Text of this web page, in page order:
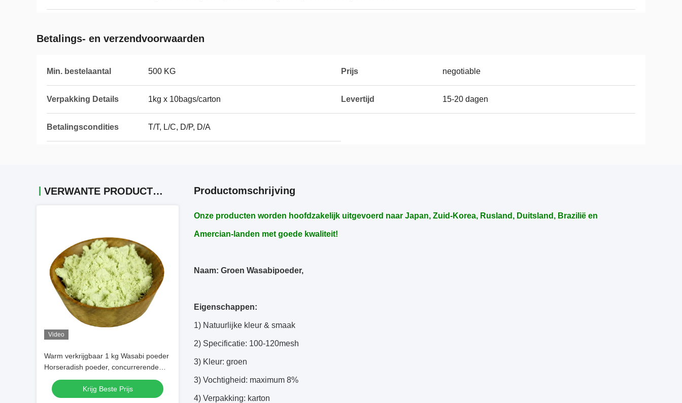
Betalings- en verzendvoorwaarden
Min. bestelaantal 500 KG Prijs negotiable
Verpakking Details 1kg x 10bags/carton Levertijd 15-20 dagen
Betalingscondities T/T, L/C, D/P, D/A
VERWANTE PRODUCTEN
Video
Warm verkrijgbaar 1 kg Wasabi poeder
Horseradish poeder, concurrerende
Krijg Beste Prijs
Productomschrijving
Onze producten worden hoofdzakelijk uitgevoerd naar Japan, Zuid-Korea, Rusland, Duitsland, Brazilië en
Amercian-landen met goede kwaliteit!
Naam: Groen Wasabipoeder,
Eigenschappen:
1) Natuurlijke kleur & smaak
2) Specificatie: 100-120mesh
3) Kleur: groen
3) Vochtigheid: maximum 8%
4) Verpakking: karton